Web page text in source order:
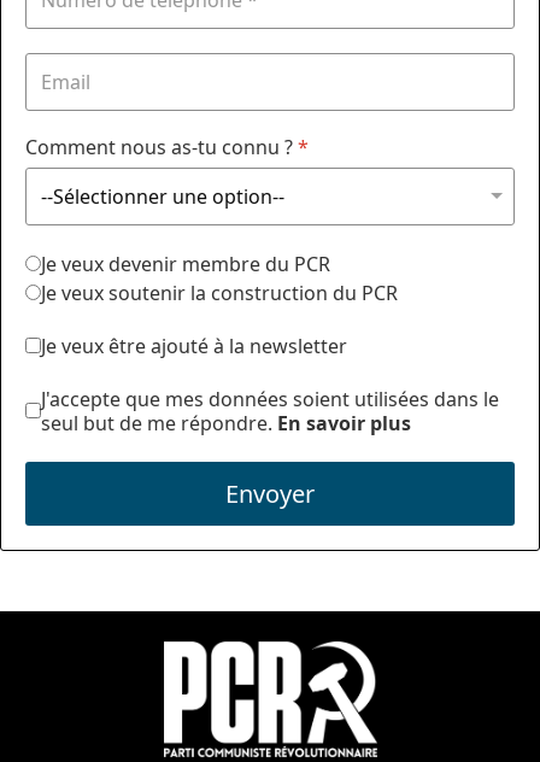
Comment nous as-tu connu ?*
Je veux devenir membre du PCR
Je veux soutenir la construction du PCR
Je veux être ajouté à la newsletter
J'accepte que mes données soient utilisées dans le
seul but de me répondre. En savoir plus
Envoyer